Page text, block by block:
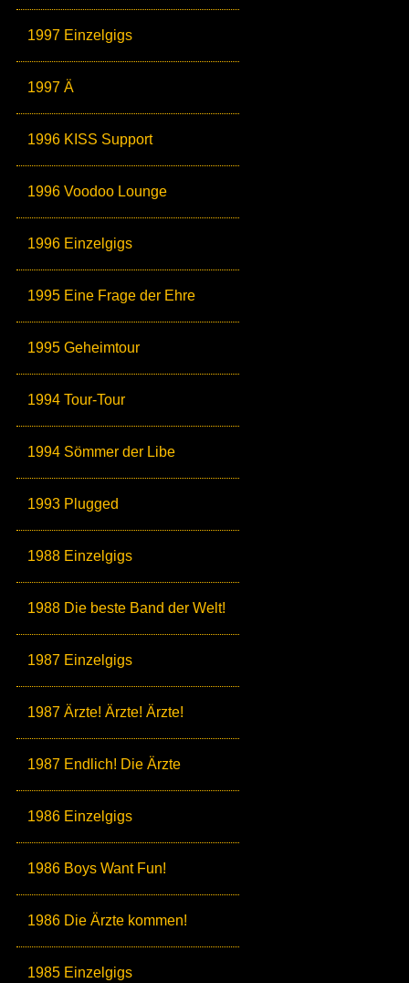
1997 Einzelgigs
1997 Ä
1996 KISS Support
1996 Voodoo Lounge
1996 Einzelgigs
1995 Eine Frage der Ehre
1995 Geheimtour
1994 Tour-Tour
1994 Sömmer der Libe
1993 Plugged
1988 Einzelgigs
1988 Die beste Band der Welt!
1987 Einzelgigs
1987 Ärzte! Ärzte! Ärzte!
1987 Endlich! Die Ärzte
1986 Einzelgigs
1986 Boys Want Fun!
1986 Die Ärzte kommen!
1985 Einzelgigs